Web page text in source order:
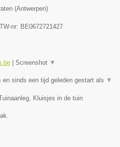
(Antwerpen)
nr: BE0672721427
Screenshot ▼
en sinds een tijd geleden gestart als ▼
Kluisjes in de tuin